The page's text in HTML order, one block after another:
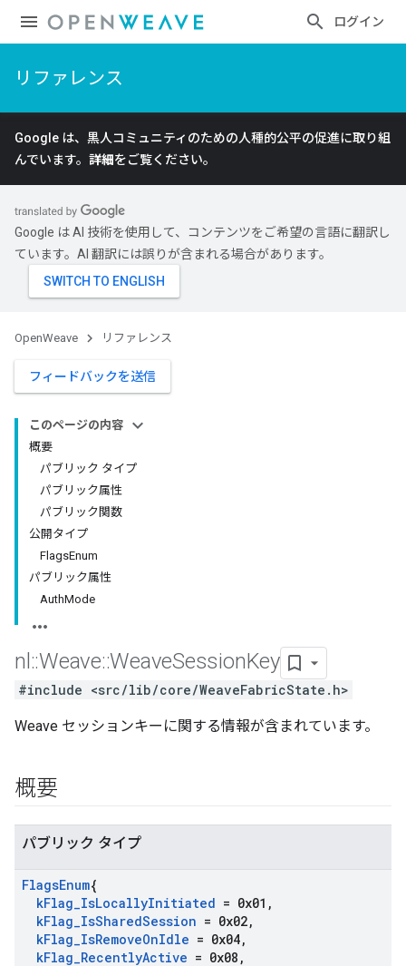
ログイン
リファレンス
Google は、黒人コミュニティのための人種的公平の促進に取り組
んでいます。 詳細をご覧ください。
Google は AI 技術を使用して、コンテンツをご希望の言語に翻訳し
ています。AI 翻訳には誤りが含まれる場合があります。
OpenWeave リファレンス
フィードバックを送信
このページの内容
概要
パブリック タイプ
パブリック属性
パブリック関数
公開タイプ
FlagsEnum
パブリック属性
AuthMode
nl ::Weave::WeaveSessionKey
#include <src/lib/core/WeaveFabricState.h>
Weave セッションキーに関する情報が含まれています。
概要
パブリック タイプ
FlagsEnum{
kFlag_IsLocallyInitiated = 0x01 ,
kFlag_IsSharedSession = 0x02,
kFlag_IsRemoveOnIdle = 0x04,
kFlag_RecentlyActive = 0x08 ,